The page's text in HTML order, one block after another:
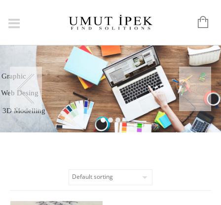
3D Modelling
Graphic
Web Desing